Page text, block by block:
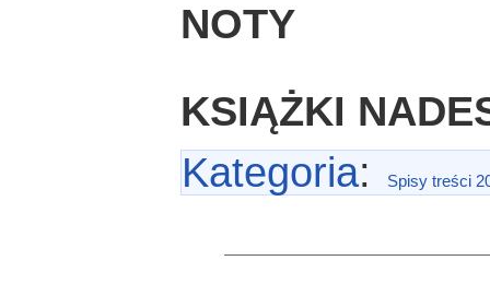
NOTY
KSIĄŻKI
Kategoria: Spisy treści